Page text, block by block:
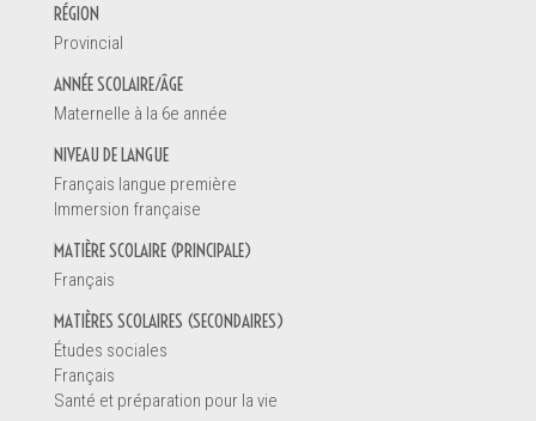
Votre nom *
Une direction d'école
Un parent
Un étudiant
Autre
RÉGION
Provincial
ANNÉE SCOLAIRE/ÂGE
Maternelle à la 6e année
NIVEAU DE LANGUE
Français langue première
Immersion française
MATIÈRE SCOLAIRE (PRINCIPALE)
Français
MATIÈRES SCOLAIRES (SECONDAIRES)
Études sociales
Français
Santé et préparation pour la vie